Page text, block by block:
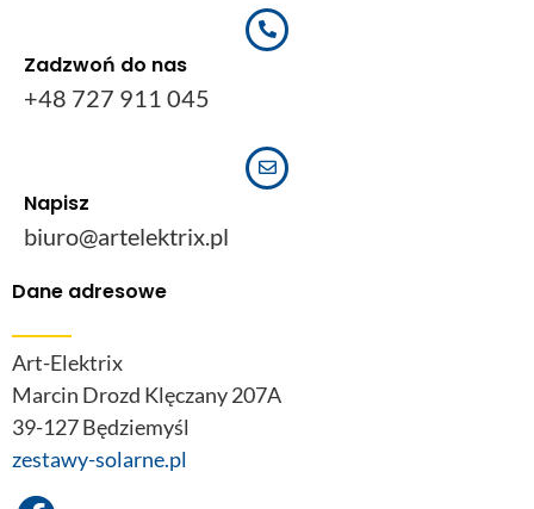
Zadzwoń do nas
+48 727 911 045
Napisz
biuro@artelektrix.pl
Dane adresowe
Art-Elektrix
Marcin Drozd Klęczany 207A
39-127 Będziemyśl
zestawy-solarne.pl